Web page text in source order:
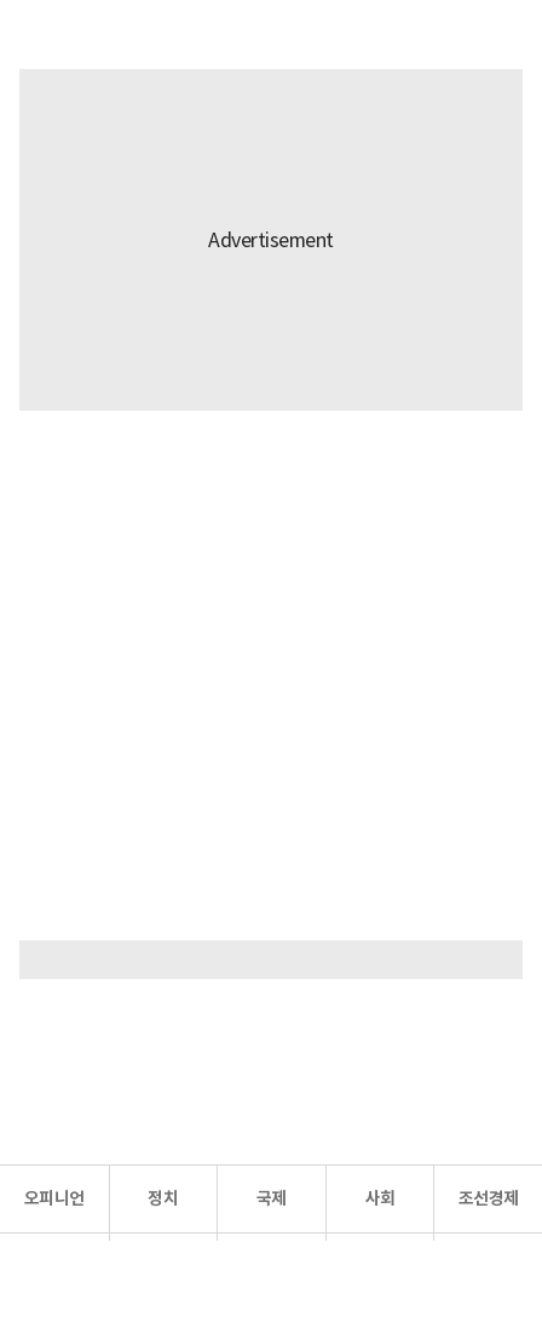
오피니언 정치 국제 사회 조선경제